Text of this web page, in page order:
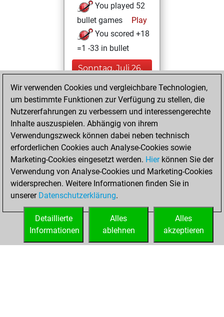
You played 52
bullet games
Play
You scored +18
=1 -33 in bullet
Sonntag, Juli 26,
You played 2
slow games
Play
You scored +0
=1 -1 in slow games
Donnerstag,
Oktober 14, 2021
You created
your Fritz account
Wir verwenden Cookies und vergleichbare Technologien,
um bestimmte Funktionen zur Verfügung zu stellen, die
Nutzererfahrungen zu verbessern und interessengerechte
Inhalte auszuspielen. Abhängig von ihrem
Verwendungszweck können dabei neben technisch
erforderlichen Cookies auch Analyse-Cookies sowie
Marketing-Cookies eingesetzt werden. Hierkönnen Sie der
Verwendung von Analyse-Cookies und Marketing-Cookies
widersprechen. Weitere Informationen finden Sie in
unserer Datenschutzerklärung.
Alles
akzeptieren
Alles
ablehnen
Detaillierte
Informationen